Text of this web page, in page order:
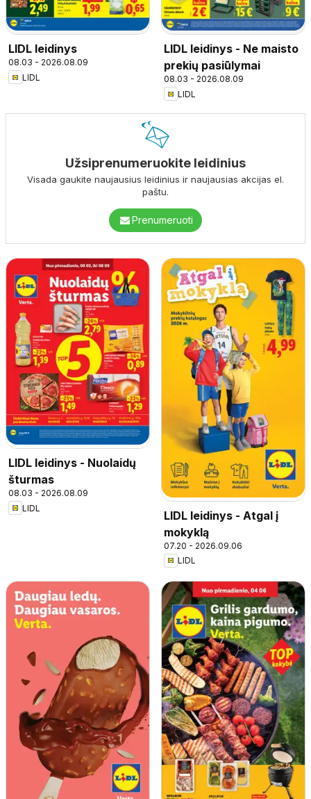
LIDL leidinys
08.03 - 2026.08.09
LIDL
LIDL leidinys - Ne maisto
prekių pasiūlymai
08.03 - 2026.08.09
LIDL
Užsiprenumeruokite leidinius
Visada gaukite naujausius leidinius ir naujausias akcijas el.
paštu.
Prenumeruoti
LIDL leidinys - Nuolaidų
šturmas
08.03 - 2026.08.09
LIDL
LIDL leidinys - Atgal į
mokyklą
07.20 - 2026.09.06
LIDL